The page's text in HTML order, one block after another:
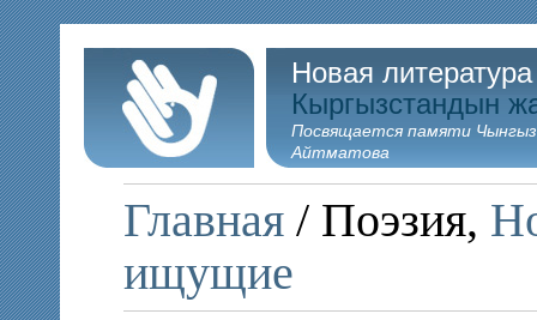
Новая
Кыргызстандын
Посвящается памяти
Айтматова
Главная / Поэзия,
ищущие